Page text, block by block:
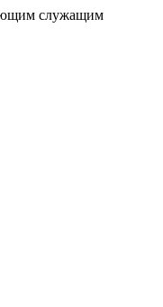
служащим